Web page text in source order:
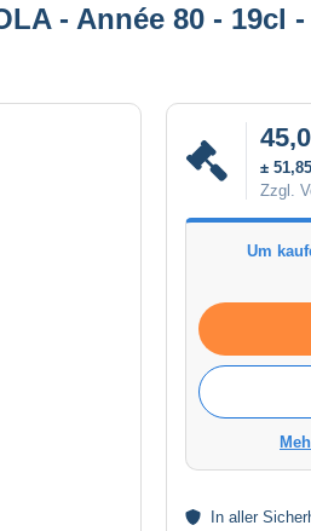
- Année 80 - 19cl
±
Zzgl.
Um
In aller